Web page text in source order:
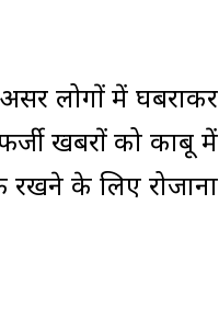
लोगों में घबराकर
खबरों को काबू में
रखने के लिए रोजाना